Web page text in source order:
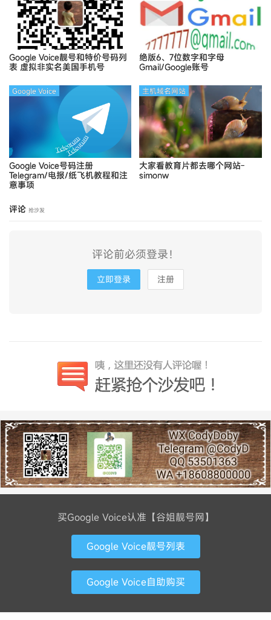
Google Voice靓号和特价号码列
表 虚拟非实名美国手机号
绝版6、7位数字和字母
Gmail/Google账号
Google Voice号码注册
Telegram/电报/纸飞机教程和注
意事项
Google Voice
大家看教育片都去哪个网站-
simonw
主机域名网站
评论 抢沙发
评论前必须登录！
立即登录 注册
买Google Voice认准【谷姐靓号网】
Google Voice靓号列表
Google Voice自助购买